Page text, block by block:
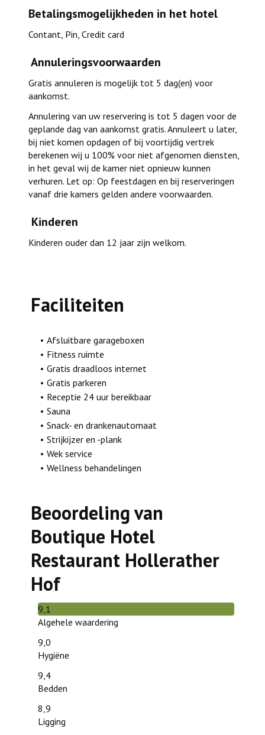
Betalingsmogelijkheden in het hotel
Contant, Pin, Credit card
Annuleringsvoorwaarden
Gratis annuleren is mogelijk tot 5 dag(en) voor
aankomst.
Annulering van uw reservering is tot 5 dagen voor de
geplande dag van aankomst gratis. Annuleert u later,
bij niet komen opdagen of bij voortijdig vertrek
berekenen wij u 100% voor niet afgenomen diensten,
in het geval wij de kamer niet opnieuw kunnen
verhuren. Let op: Op feestdagen en bij reserveringen
vanaf drie kamers gelden andere voorwaarden.
Kinderen
Kinderen ouder dan 12 jaar zijn welkom.
Faciliteiten
Afsluitbare garageboxen
Fitness ruimte
Gratis draadloos internet
Gratis parkeren
Receptie 24 uur bereikbaar
Sauna
Snack- en drankenautomaat
Strijkijzer en -plank
Wek service
Wellness behandelingen
Beoordeling van
Boutique Hotel
Restaurant Hollerather
Hof
9,1
Algehele waardering
9,0
Hygiëne
9,4
Bedden
8,9
Ligging